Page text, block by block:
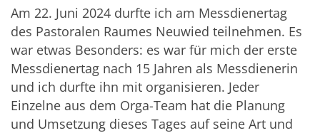
Am 22. Juni 2024 durfte ich am Messdienertag
des Pastoralen Raumes Neuwied teilnehmen. Es
war etwas Besonders: es war für mich der erste
Messdienertag nach 15 Jahren als Messdienerin
und ich durfte ihn mit organisieren. Jeder
Einzelne aus dem Orga-Team hat die Planung
und Umsetzung dieses Tages auf seine Art und